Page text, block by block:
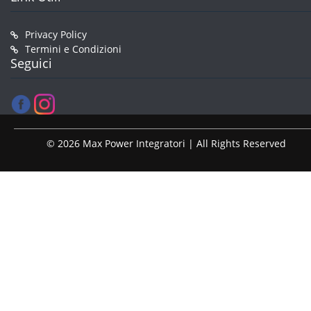
Privacy Policy
Termini e Condizioni
Seguici
© 2026 Max Power Integratori | All Rights Reserved